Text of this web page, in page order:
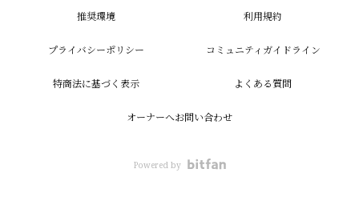
推奨環境 利用規約
プライバシーポリシー コミュニティガイドライン
特商法に基づく表示 よくある質問
オーナーへお問い合わせ
Powered by